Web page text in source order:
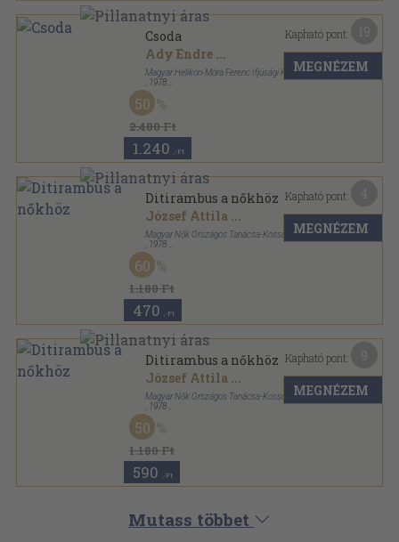
Csoda
Ady Endre ...
Magyar Helikon-Móra Ferenc Ifjúsági Könyvkiadó
1978
Fűzött kemény papírkötés
2.480 Ft
50
1.240 ,-Ft
Kapható pont:
MEGNÉZEM
Ditirambus a nőkhöz
József Attila ...
Magyar Nők Országos Tanácsa-Kossuth Könyvkiadó
1978
Könyvkötői vászonkötés
1.180 Ft
60
470 ,-Ft
Kapható pont:
MEGNÉZEM
Ditirambus a nőkhöz
József Attila ...
Magyar Nők Országos Tanácsa-Kossuth Könyvkiadó
1978
Ragasztott papírkötés
1.180 Ft
50
590 ,-Ft
Kapható pont:
MEGNÉZEM
Mutass többet